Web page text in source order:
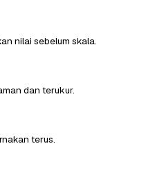
nilai sebelum skala.
dan terukur.
terus.